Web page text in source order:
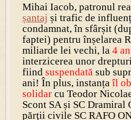
Mihai Iacob, patronul
șantaj și trafic de
condamnat, în sfârșit
faptei) pentru înșelarea
miliarde lei vechi, la 4
interzicerea unor
fiind suspendată sub
ani! În plus, instanțaîl
solidarcu Teodor
Scont SA și SC Dramiral
părţii civile SC RAFO